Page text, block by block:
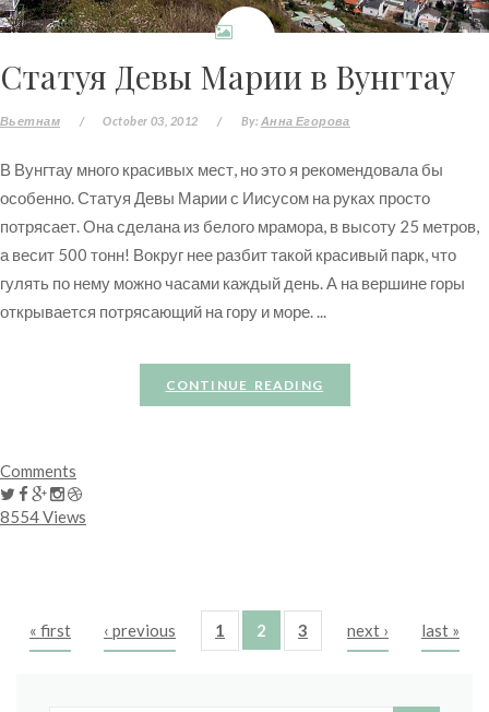
Статуя Девы Марии в Вунгтау
Вьетнам / October 03, 2012 / By: Анна Егорова
В Вунгтау много красивых мест, но это я рекомендовала бы
особенно. Статуя Девы Марии с Иисусом на руках просто
потрясает. Она сделана из белого мрамора, в высоту 25 метров,
а весит 500 тонн! Вокруг нее разбит такой красивый парк, что
гулять по нему можно часами каждый день. А на вершине горы
открывается потрясающий на гору и море. ...
CONTINUE READING
Comments
8554 Views
Pages
« first ‹ previous 1 2 3 next › last »